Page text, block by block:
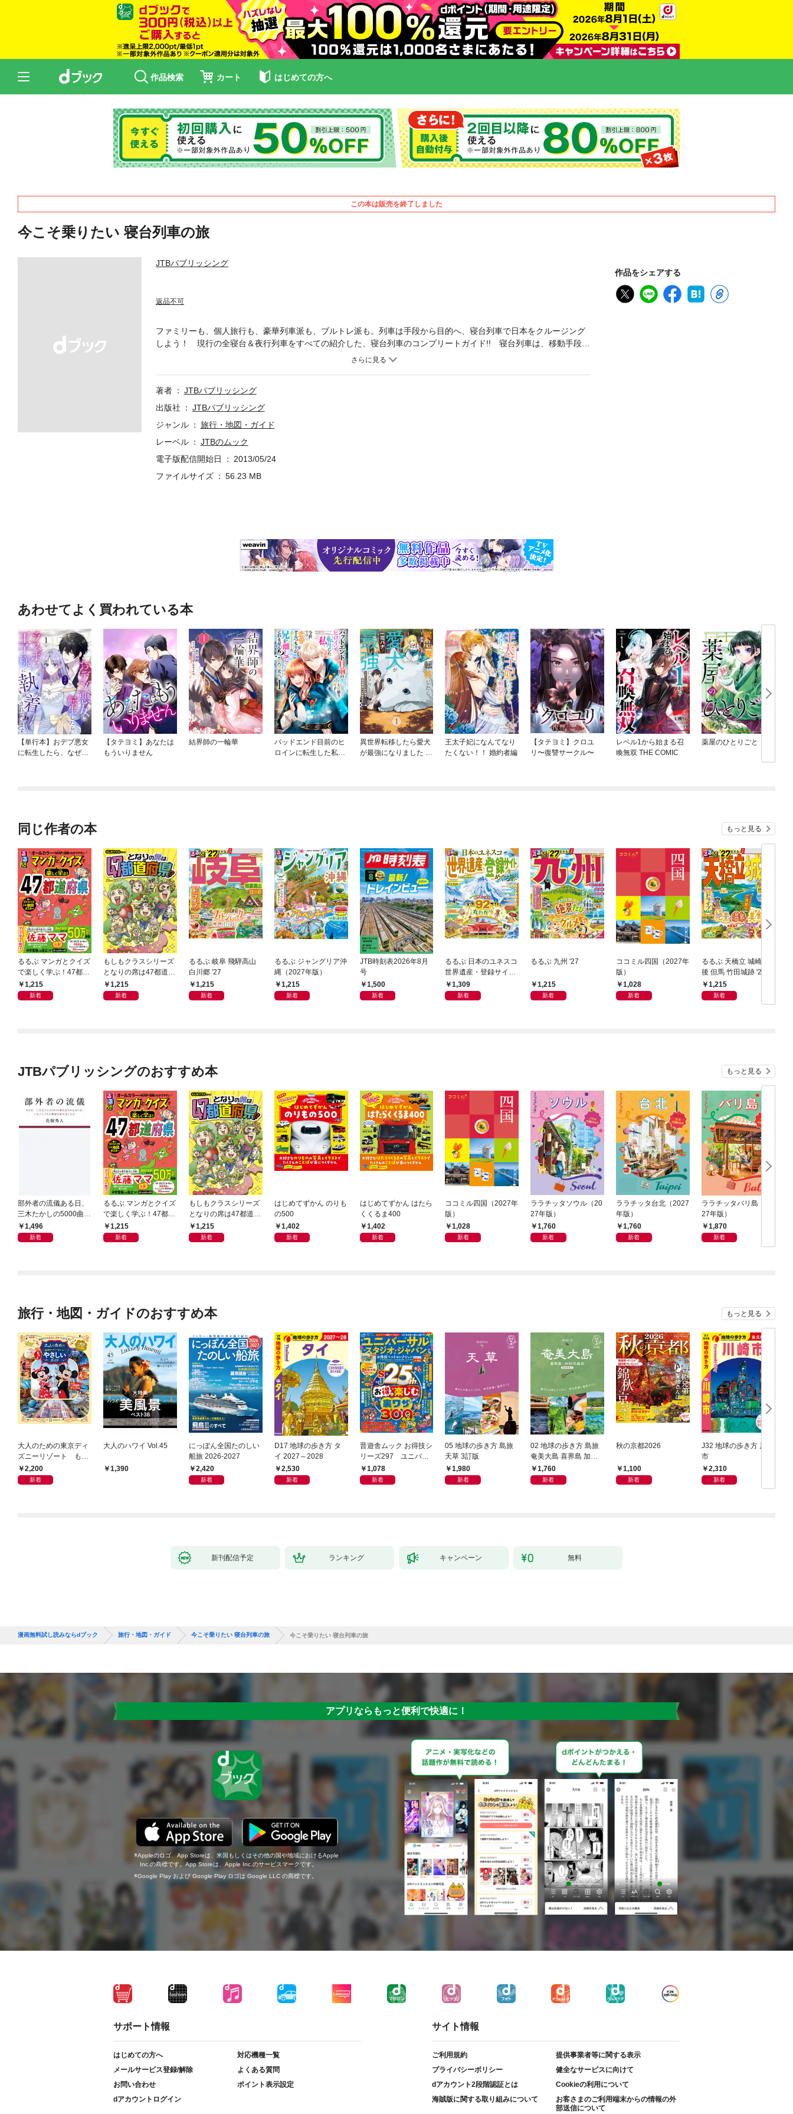
作品検索 カート はじめての方へ
この本は販売を終了しました
今こそ乗りたい 寝台列車の旅
JTBパブリッシング
返品不可
作品をシェアする
ファミリーも、個人旅行も、豪華列車派も、ブルトレ派も。列車は手段から目的へ、寝台列車で日本をクルージング
しよう！ 現行の全寝台＆夜行列車をすべての紹介した、寝台列車のコンプリートガイド!! 寝台列車は、移動手段と
してだけではなく、乗車を目的として楽しめる「鉄道」です。新しい出合い、列車ならではの食事、美しき日本の風
レス」「カシオペア」「北斗星」「サンライズエクスプレス」「あけぼの」「はまなす」。写真や図解を使い、知り
たい情報をわかりやすく解説しました。●車窓や走行風景を美しい写真で紹介する、臨場感たっぷりの乗車ルポ／●寝
イラストと写真で詳細に紹介／●車窓や路線の歴史情報満載！ 詳細ルートマップ（停車駅の時刻表付）／●複雑な料
金体系や、さまざまな車内サービス、シャワーなどの車内設備など、乗車時のルールをわかりやすくビジュアル化
臨時運行の夜行列車はもちろんのこと、現在車両製造中の「ななつ星in九州」の速報や、北海道新幹線開通に向け
い！ ※この電子書籍は2013年3月にJTBパブリッシングから発行された図書を画像化したものです。電子書籍化にあた
著者
JTBパブリッシング
出版社
JTBパブリッシング
ジャンル
旅行・地図・ガイド
レーベル
JTBのムック
電子版配信開始日
2013/05/24
ファイルサイズ
56.23 MB
あわせてよく買われている本
【単行本】おデブ悪女
に転生したら、なぜか
【タテヨミ】あなたは
もういりません
結界師の一輪華
バッドエンド目前のヒ
ロインに転生した私、
異世界転移したら愛犬
が最強になりました ～
王太子妃になんてなり
たくない！！ 婚約者編
【タテヨミ】クロユ
リ〜復讐サークル〜
レベル1から始まる召
喚無双 THE COMIC
薬屋のひとりごと
同じ作者の本 もっと見る
るるぶ マンガとクイズ
で楽しく学ぶ！47都道
府県1,215
新着
もしもクラスシリーズ
となりの席は47都道府
県!?1,215
新着
るるぶ 岐阜 飛騨高山
白川郷 '27
1,215
新着
るるぶ ジャングリア沖
縄（2027年版）
1,215
新着
JTB時刻表2026年8月
号
1,500
新着
るるぶ 日本のユネスコ
世界遺産・登録サイト
をめぐる旅
1,309
新着
るるぶ 九州 '27
1,215
新着
ココミル四国（2027年
版）
1,028
新着
るるぶ 天橋立 城崎 丹
後 但馬 竹田城跡 '27
1,215
新着
JTBパブリッシングのおすすめ本 もっと見る
部外者の流儀ある日、
三木たかしの5000曲を
託されたぼくは、いか
にしてその価値を最大
1,496
新着
るるぶ マンガとクイズ
で楽しく学ぶ！47都道
府県1,215
新着
もしもクラスシリーズ
となりの席は47都道府
県!?1,215
新着
はじめてずかん のりも
の500
1,402
新着
はじめてずかん はたら
くくるま400
1,402
新着
ココミル四国（2027年
版）
1,028
新着
ララチッタソウル（20
27年版）
1,760
新着
ララチッタ台北（2027
年版）
1,760
新着
ララチッタバリ島（20
27年版）
1,870
新着
旅行・地図・ガイドのおすすめ本 もっと見る
大人のための東京ディ
ズニーリゾート もっ
とやさしいガイド
2,200
新着
大人のハワイ Vol.45
1,390
にっぽん全国たのしい
船旅 2026-2027
2,420
新着
D17 地球の歩き方 タ
イ 2027～2028
2,530
新着
晋遊舎ムック お得技シ
リーズ297 ユニバー
サル・スタジオ・ジャ
パンお得技ベストセレ
1,078
新着
05 地球の歩き方 島旅
天草 3訂版
1,980
新着
02 地球の歩き方 島旅
奄美大島 喜界島 加計
呂麻島(奄美群島1) 5訂
版
1,760
新着
秋の京都2026
1,100
新着
J32 地球の歩き方 川崎
市
2,310
新着
新刊配信予定 ランキング キャンペーン 無料
漫画無料試し読みならdブック 旅行・地図・ガイド 今こそ乗りたい 寝台列車の旅 今こそ乗りたい 寝台列車の旅
アプリならもっと便利で快適に！
Appleのロゴ、App Storeは、米国もしくはその他の国や地域におけるApple
Inc.の商標です。App Storeは、Apple Inc.のサービスマークです。
Google Play および Google Play ロゴは Google LLC の商標です。
サポート情報
はじめての方へ
対応機種一覧
メールサービス登録/解除
よくある質問
お問い合わせ
ポイント表示設定
dアカウントログイン
サイト情報
ご利用規約
提供事業者等に関する表示
プライバシーポリシー
健全なサービスに向けて
dアカウント2段階認証とは
Cookieの利用について
海賊版に関する取り組みについて
お客さまのご利用端末からの情報の外
部送信について